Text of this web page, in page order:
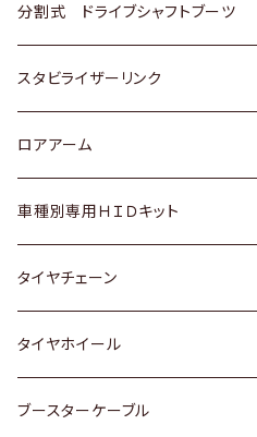
三菱
スバル
スバル
日産
いすゞ
ダイハツ
マツダ
三菱
スバル
レクサス
ホンダ
スズキ
日産
ダイハツ
マツダ
三菱
スバル
トヨタ
ホンダ
スズキ
日産
いすゞ
ダイハツ
マツダ
分割式 ドライブシャフトブーツ
トヨタ
ホンダ
スズキ
日産
ダイハツ
スバル
スタビライザーリンク
トヨタ
ホンダ
スズキ
日産
ダイハツ
ロアアーム
ホンダ
スズキ
日産
ダイハツ
車種別専用ＨＩＤキット
トヨタ
マツダ
タイヤチェーン
タイヤホイール
トヨタ
ブースターケーブル